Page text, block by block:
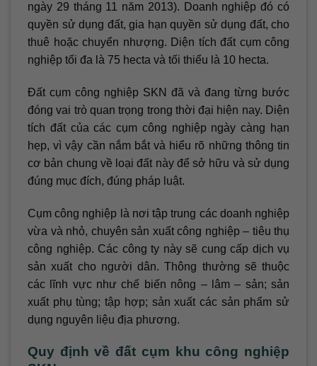
ngày 29 tháng 11 năm 2013). Doanh nghiệp đó có
quyền sử dụng đất, gia hạn quyền sử dụng đất, cho
thuê hoặc chuyển nhượng. Diện tích đất cụm công
nghiệp tối đa là 75 hecta và tối thiểu là 10 hecta.
Đất cụm công nghiệp SKN đã và đang từng bước
đóng vai trò quan trọng trong thời đại hiện nay. Diện
tích đất của các cụm công nghiệp ngày càng hạn
hẹp, vì vậy cần nắm bắt và hiểu rõ những thông tin
cơ bản chung về loại đất này để sở hữu và sử dụng
đúng mục đích, đúng pháp luật.
Cụm công nghiệp là nơi tập trung các doanh nghiệp
vừa và nhỏ, chuyên sản xuất công nghiệp – tiêu thụ
công nghiệp. Các công ty này sẽ cung cấp dịch vụ
sản xuất cho người dân. Thông thường sẽ thuộc
các lĩnh vực như chế biến nông – lâm – sản; sản
xuất phụ tùng; tập hợp; sản xuất các sản phẩm sử
dụng nguyên liệu địa phương.
Quy định về đất cụm khu công nghiệp